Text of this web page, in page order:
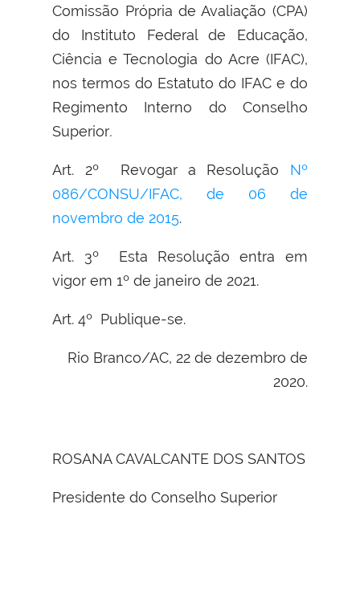
Comissão Própria de Avaliação (CPA)
do Instituto Federal de Educação,
Ciência e Tecnologia do Acre (IFAC),
nos termos do Estatuto do IFAC e do
Regimento Interno do Conselho
Superior.
Art. 2º Revogar a Resolução Nº
086/CONSU/IFAC, de 06 de
novembro de 2015.
Art. 3º Esta Resolução entra em
vigor em 1º de janeiro de 2021.
Art. 4º Publique-se.
Rio Branco/AC, 22 de dezembro de
2020.
ROSANA CAVALCANTE DOS SANTOS
Presidente do Conselho Superior